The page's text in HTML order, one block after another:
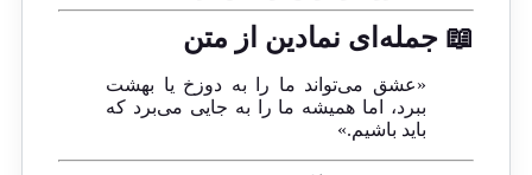
📖 جمله‌ای نمادین از متن
«عشق می‌تواند ما را به دوزخ یا بهشت
ببرد، اما همیشه ما را به جایی می‌برد که
باید باشیم.»